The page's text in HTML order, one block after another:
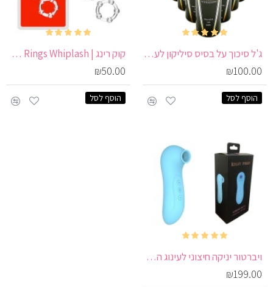
ג'ל סיכוך על בסיס סיליקון לעיסוי אנאלי ווגינאלי | Slide DIAMOND
₪100.00
הוסף לסל
קוק רינג | Triple X Rings Whiplash
₪50.00
הוסף לסל
ויברטור יניקה חיצוני לעינוג הדגדגן | Womenze Pro 10
₪199.00